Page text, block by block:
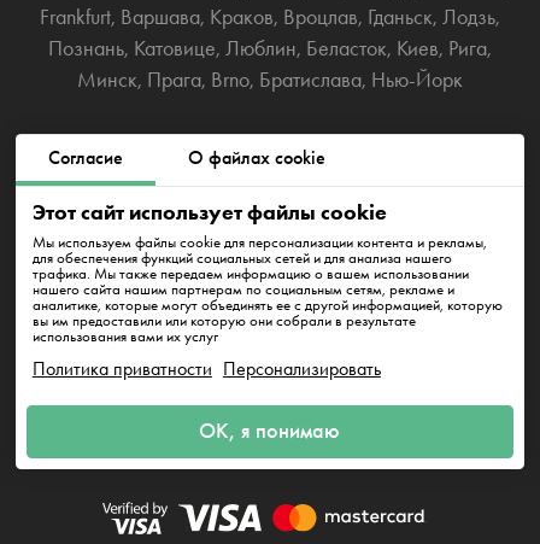
Согласие О файлах cookie
Этот сайт использует файлы cookie
Мы используем файлы cookie для персонализации контента и рекламы,
для обеспечения функций социальных сетей и для анализа нашего
трафика. Мы также передаем информацию о вашем использовании
нашего сайта нашим партнерам по социальным сетям, рекламе и
аналитике, которые могут объединять ее с другой информацией, которую
вы им предоставили или которую они собрали в результате
использования вами их услуг
Политика приватности Персонализировать
ОК, я понимаю
Frankfurt, Варшава, Краков, Вроцлав, Гданьск, Лодзь,
Познань, Катовице, Люблин, Беласток, Киев, Рига,
Минск, Прага, Brno, Братислава, Нью-Йорк
Westhafenstraße 1, 13353 Berlin
info@cleanwhale.de
Публичный договор Политика приватности
Политика использования файлов cookie
CleanWhale GmbH, HRB 240046 B, DE353460818
Westhafenstraße 1, 13353 Berlin